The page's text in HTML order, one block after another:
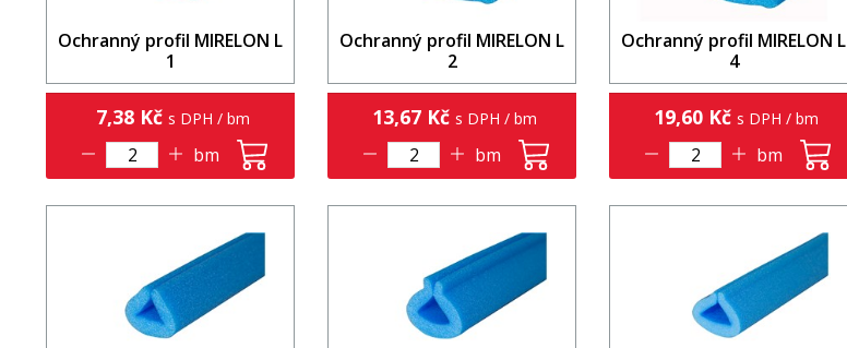
Ochranný profil MIRELON L
1
7,38 Kč s DPH / bm
bm
Ochranný profil MIRELON L
2
13,67 Kč s DPH / bm
bm
Ochranný profil MIRELON L
4
19,60 Kč s DPH / bm
bm